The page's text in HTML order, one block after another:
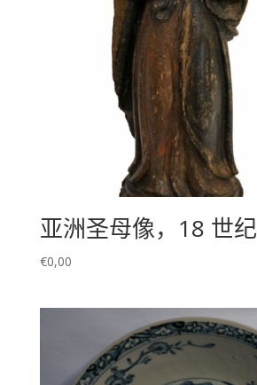
亚洲圣母像，18 世纪
€0,00